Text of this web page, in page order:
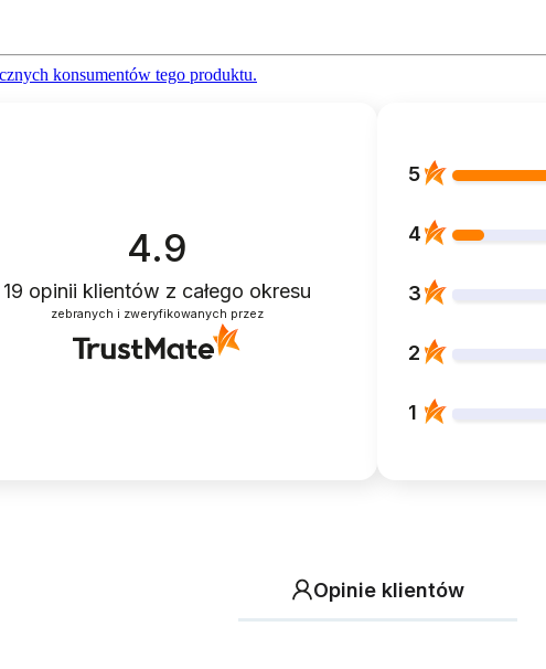
konsumentów tego produktu.
4.9
19 opinii klientów z całego okresu
zebranych i zweryfikowanych przez
5
4
3
2
1
Opinie klientów